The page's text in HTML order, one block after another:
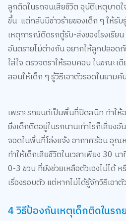
ลูกติดในรถจนเสียชีวิต อุบัติเหตุบาด
ขึ้น แต่กลับมีข่าวร้ายของเด็ก ๆ ให้รับ
เหตุการณ์ติดรถตู้รับ-ส่งของโรงเรีย
อันตรายไม่ต่างกัน อยากให้ลูกปลอ
ใส่ใจ ตรวจตราให้รอบคอบ ในขณะเ
สอนให้เด็ก ๆ รู้วิธีเอาตัวรอดในยามคั
เพราะรถยนต์เป็นพื้นที่ปิดสนิท ทำให้
ยิ่งเด็กติดอยู่ในรถนานเท่าไรก็เสี่ยง
จอดในพื้นที่โล่งแจ้ง อากาศร้อน อุ
ทำให้เด็กเสียชีวิตในเวลาเพียง 30 น
0-3 ขวบ ที่ยังช่วยเหลือตัวเองไม่ได้
เรื่องรอบตัว แต่หากไม่ได้รู้จักวิธีเอา
4 วิธีป้องกันเหตุเด็กติดในร